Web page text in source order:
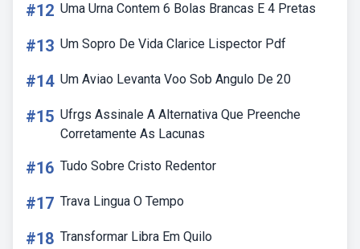
#12 Uma Urna Contem 6 Bolas Brancas E 4 Pretas
#13 Um Sopro De Vida Clarice Lispector Pdf
#14 Um Aviao Levanta Voo Sob Angulo De 20
#15 Ufrgs Assinale A Alternativa Que Preenche
Corretamente As Lacunas
#16 Tudo Sobre Cristo Redentor
#17 Trava Lingua O Tempo
#18 Transformar Libra Em Quilo